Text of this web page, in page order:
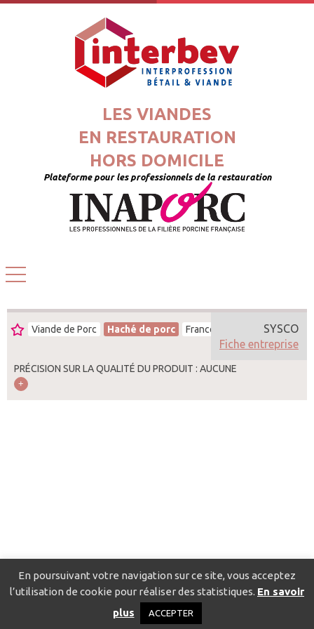
LES VIANDES
EN RESTAURATION
HORS DOMICILE
Plateforme pour les professionnels de la restauration
Viande de Porc Haché de porc France
PRÉCISION SUR LA QUALITÉ DU PRODUIT : AUCUNE
SYSCO
Fiche entreprise
Catalogue pour localiser les fournisseurs
Politique de confidentialité
En poursuivant votre navigation sur ce site, vous acceptez
l’utilisation de cookie pour réaliser des statistiques. En savoir
plus
ACCEPTER